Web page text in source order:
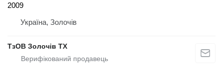
2009
Україна, Золочів
ТзОВ Золочів ТХ